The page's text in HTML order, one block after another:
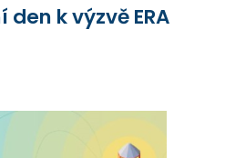
k výzvě ERA